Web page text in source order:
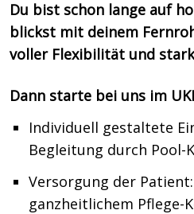
Du bist schon lange auf
blickst mit deinem
voller Flexibilität und
Dann starte bei uns im
Individuell gestaltete
Begleitung durch Pool-
Versorgung der
ganzheitlichem Pflege-